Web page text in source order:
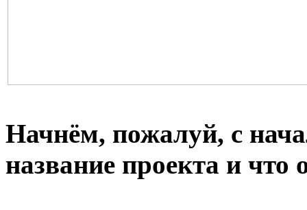
Начнём, пожалуй, с
название проекта и что